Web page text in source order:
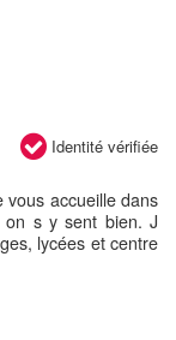
Identité vérifiée
vous accueille dans
on s y sent bien. J
lycées et centre